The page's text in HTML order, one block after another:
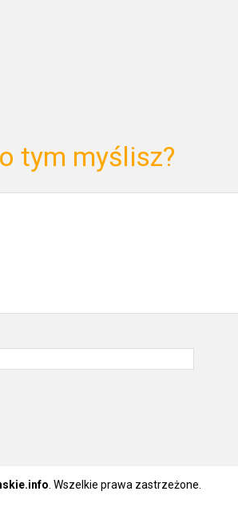
tym myślisz?
. Wszelkie prawa zastrzeżone.